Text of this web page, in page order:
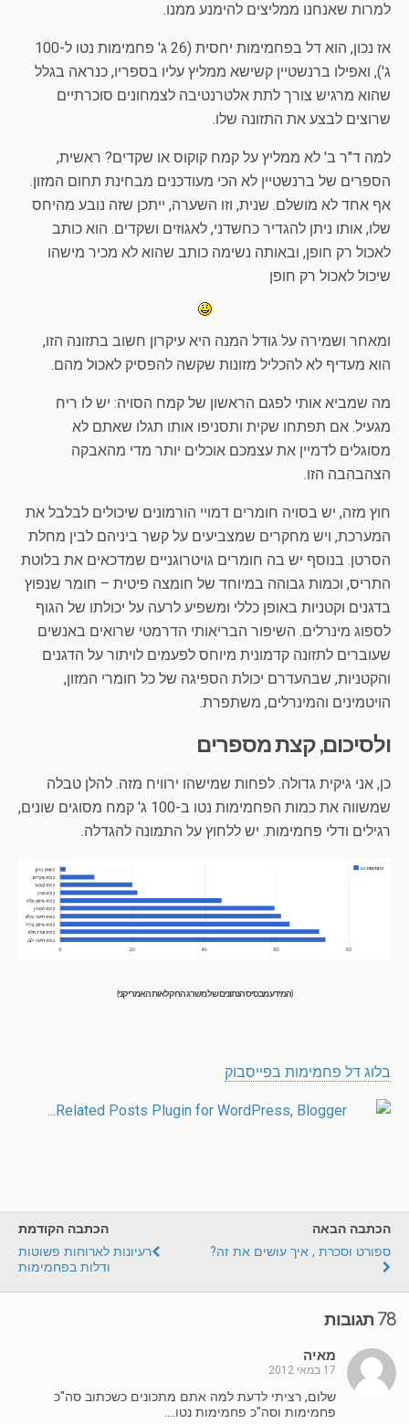
למרות שאנחנו ממליצים להימנע ממנו.
אז נכון, הוא דל בפחמימות יחסית (26 ג' פחמימות נטו ל-100
ג'), ואפילו ברנשטיין קשישא ממליץ עליו בספריו, כנראה בגלל
שהוא מרגיש צורך לתת אלטרנטיבה לצמחונים סוכרתיים
שרוצים לבצע את התזונה שלו.
למה ד"ר ב' לא ממליץ על קמח קוקוס או שקדים? ראשית,
הספרים של ברנשטיין לא הכי מעודכנים מבחינת תחום המזון.
אף אחד לא מושלם. שנית, וזו השערה, ייתכן שזה נובע מהיחס
שלו, אותו ניתן להגדיר כחשדני, לאגוזים ושקדים. הוא כותב
לאכול רק חופן, ובאותה נשימה כותב שהוא לא מכיר מישהו
שיכול לאכול רק חופן
ומאחר ושמירה על גודל המנה היא עיקרון חשוב בתזונה הזו,
הוא מעדיף לא להכליל מזונות שקשה להפסיק לאכול מהם.
מה שמביא אותי לפגם הראשון של קמח הסויה: יש לו ריח
מגעיל. אם תפתחו שקית ותסניפו אותו תגלו שאתם לא
מסוגלים לדמיין את עצמכם אוכלים יותר מדי מהאבקה
הצהבהבה הזו.
חוץ מזה, יש בסויה חומרים דמויי הורמונים שיכולים לבלבל את
המערכת, ויש מחקרים שמצביעים על קשר ביניהם לבין מחלת
הסרטן. בנוסף יש בה חומרים גויטרוגניים שמדכאים את בלוטת
התריס, וכמות גבוהה במיוחד של חומצה פיטית – חומר שנפוץ
בדגנים וקטניות באופן כללי ומשפיע לרעה על יכולתו של הגוף
לספוג מינרלים. השיפור הבריאותי הדרמטי שרואים באנשים
שעוברים לתזונה קדמונית מיוחס לפעמים לויתור על הדגנים
והקטניות, שבהעדרם יכולת הספיגה של כל חומרי המזון,
הויטמינים והמינרלים, משתפרת.
ולסיכום, קצת מספרים
כן, אני גיקית גדולה. לפחות שמישהו ירוויח מזה. להלן טבלה
שמשווה את כמות הפחמימות נטו ב-100 ג' קמח מסוגים שונים,
רגילים ודלי פחמימות. יש ללחוץ על התמונה להגדלה.
(המידע מבסיס הנתונים של משרג החקלאות האמריקני)
בלוג דל פחמימות בפייסבוק
הכתבה הקודמת
רעיונות לארוחות פשוטות
ודלות בפחמימות
הכתבה הבאה
ספורט וסכרת , איך עושים את זה?
78 תגובות
מאיה
17 במאי 2012
שלום, רציתי לדעת למה אתם מתכונים כשכתוב סה"כ
פחמימות וסה"כ פחמימות נטו….